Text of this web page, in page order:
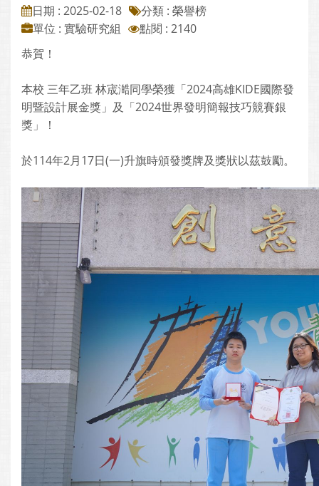
日期 : 2025-02-18
分類 : 榮譽榜
單位 : 實驗研究組
點閱 : 2140
恭賀！
本校 三年乙班 林宬澔同學榮獲「2024高雄KIDE國際發
明暨設計展金獎」及「2024世界發明簡報技巧競賽銀
獎」！
於114年2月17日(一)升旗時頒發獎牌及獎狀以茲鼓勵。